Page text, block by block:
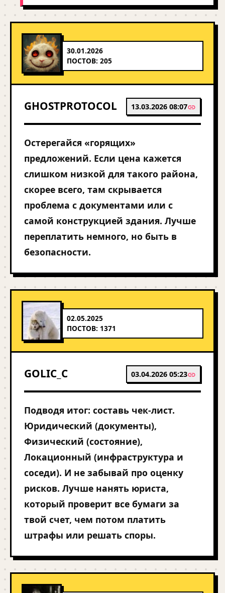
30.01.2026
ПОСТОВ: 205
GHOSTPROTOCOL 13.03.2026 08:07
Остерегайся «горящих»
предложений. Если цена кажется
слишком низкой для такого района,
скорее всего, там скрывается
проблема с документами или с
самой конструкцией здания. Лучше
переплатить немного, но быть в
безопасности.
02.05.2025
ПОСТОВ: 1371
GOLIC_C 03.04.2026 05:23
Подводя итог: составь чек-лист.
Юридический (документы),
Физический (состояние),
Локационный (инфраструктура и
соседи). И не забывай про оценку
рисков. Лучше нанять юриста,
который проверит все бумаги за
твой счет, чем потом платить
штрафы или решать споры.